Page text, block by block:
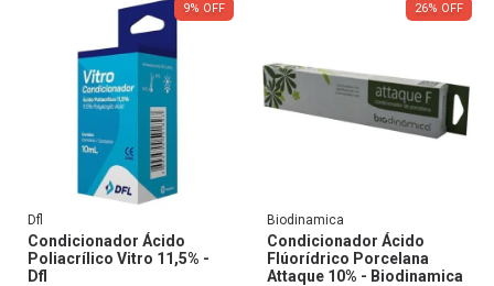
9% OFF
Dfl
Condicionador Ácido
Poliacrílico Vitro 11,5% -
Dfl
26% OFF
Biodinamica
Condicionador Ácido
Flúorídrico Porcelana
Attaque 10% - Biodinamica